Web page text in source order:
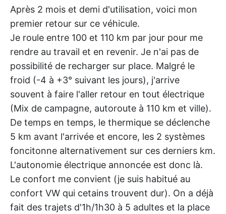
Après 2 mois et demi d'utilisation, voici mon
premier retour sur ce véhicule.
Je roule entre 100 et 110 km par jour pour me
rendre au travail et en revenir. Je n'ai pas de
possibilité de recharger sur place. Malgré le
froid (-4 à +3° suivant les jours), j'arrive
souvent à faire l'aller retour en tout électrique
(Mix de campagne, autoroute à 110 km et ville).
De temps en temps, le thermique se déclenche
5 km avant l'arrivée et encore, les 2 systèmes
foncitonne alternativement sur ces derniers km.
L'autonomie électrique annoncée est donc là.
Le confort me convient (je suis habitué au
confort VW qui cetains trouvent dur). On a déjà
fait des trajets d'1h/1h30 à 5 adultes et la place